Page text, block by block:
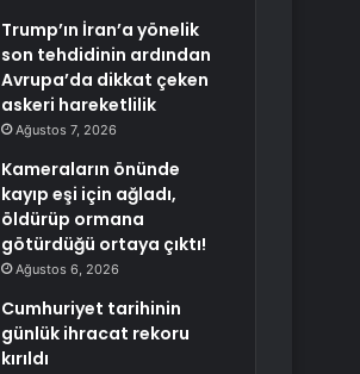
Trump’ın İran’a yönelik
son tehdidinin ardından
Avrupa’da dikkat çeken
askeri hareketlilik
Ağustos 7, 2026
Kameraların önünde
kayıp eşi için ağladı,
öldürüp ormana
götürdüğü ortaya çıktı!
Ağustos 6, 2026
Cumhuriyet tarihinin
günlük ihracat rekoru
kırıldı